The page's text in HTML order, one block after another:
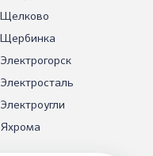
Щелково
Щербинка
Электрогорск
Электросталь
Электроугли
Яхрома